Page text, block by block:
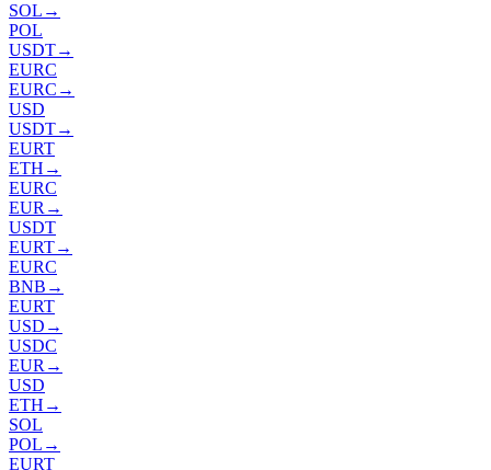
SOL →
POL
USDT→
EURC
EURC →
USD
USDT→
EURT
ETH →
EURC
EUR →
USDT
EURT→
EURC
BNB →
EURT
USD →
USDC
EUR →
USD
ETH →
SOL
POL →
EURT